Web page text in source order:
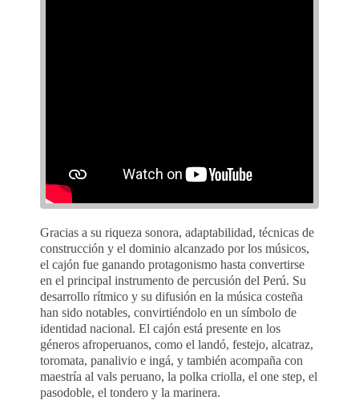
Gracias a su riqueza sonora, adaptabilidad, técnicas de
construcción y el dominio alcanzado por los músicos,
el cajón fue ganando protagonismo hasta convertirse
en el principal instrumento de percusión del Perú. Su
desarrollo rítmico y su difusión en la música costeña
han sido notables, convirtiéndolo en un símbolo de
identidad nacional. El cajón está presente en los
géneros afroperuanos, como el landó, festejo, alcatraz,
toromata, panalivio e ingá, y también acompaña con
maestría al vals peruano, la polka criolla, el one step, el
pasodoble, el tondero y la marinera.